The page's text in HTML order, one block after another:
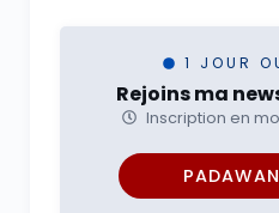
1 JOUR
Rejoins ma
Inscription en